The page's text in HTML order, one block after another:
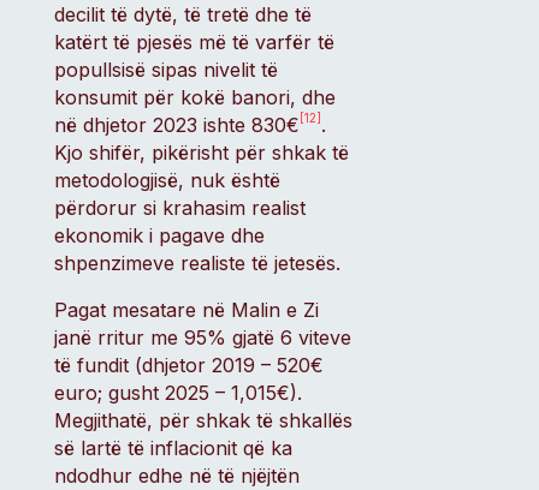
decilit të dytë, të tretë dhe të
katërt të pjesës më të varfër të
popullsisë sipas nivelit të
konsumit për kokë banori, dhe
në dhjetor 2023 ishte 830€ [12] .
Kjo shifër, pikërisht për shkak të
metodologjisë, nuk është
përdorur si krahasim realist
ekonomik i pagave dhe
shpenzimeve realiste të jetesës.
Pagat mesatare në Malin e Zi
janë rritur me 95% gjatë 6 viteve
të fundit (dhjetor 2019 – 520€
euro; gusht 2025 – 1,015€).
Megjithatë, për shkak të shkallës
së lartë të inflacionit që ka
ndodhur edhe në të njëjtën